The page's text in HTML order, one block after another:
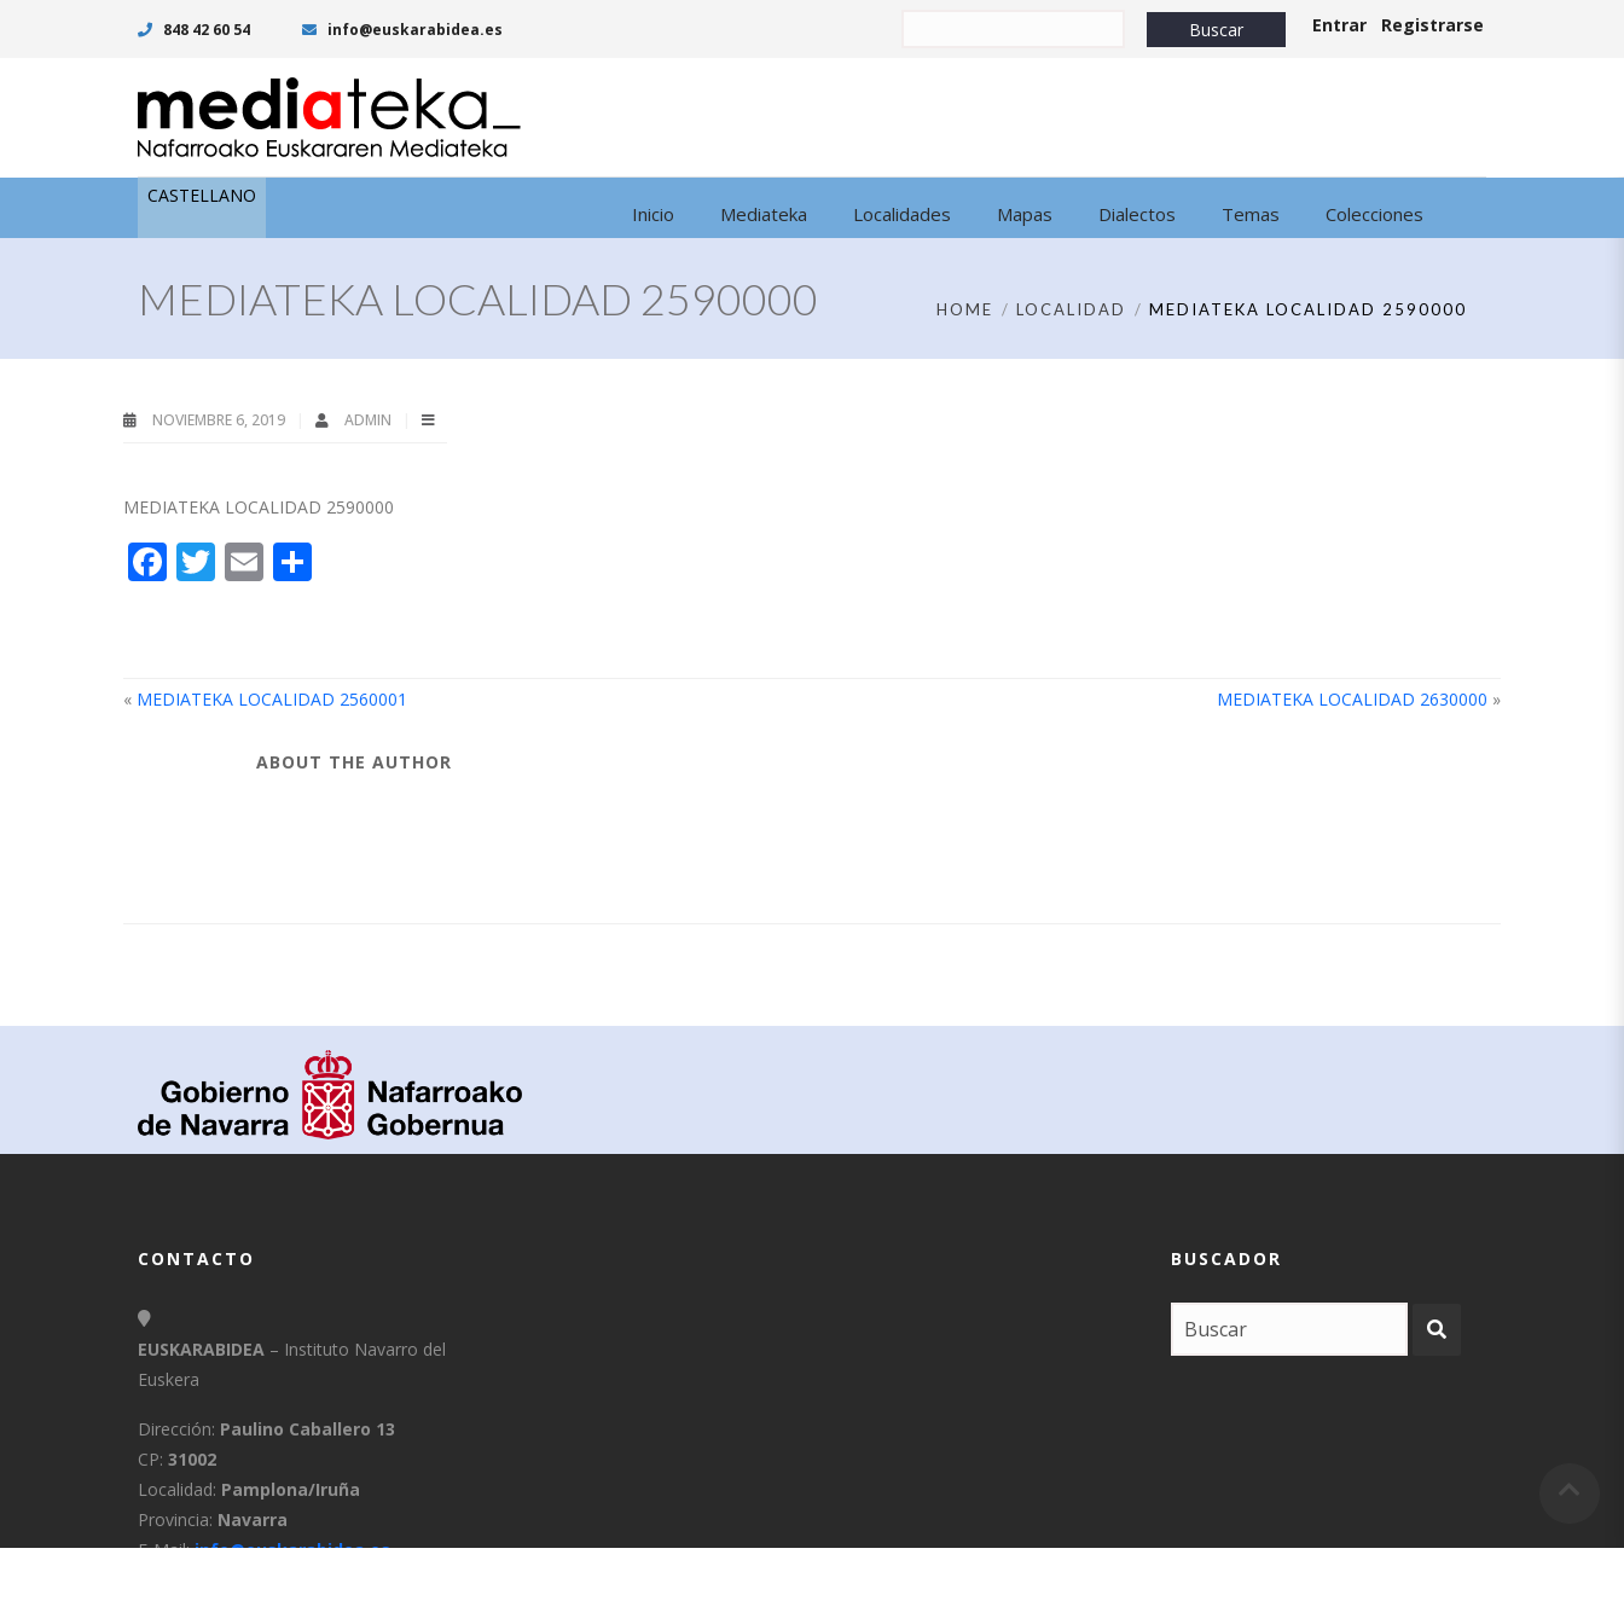
848 42 60 54 info@euskarabidea.es Entrar Registrarse
CASTELLANO
Inicio Mediateka Localidades Mapas Dialectos Temas Colecciones
MEDIATEKA LOCALIDAD 2590000 HOME LOCALIDAD MEDIATEKA LOCALIDAD 2590000
NOVIEMBRE 6, 2019 ADMIN
MEDIATEKA LOCALIDAD 2590000
Facebook
Twitter
Email
« MEDIATEKA LOCALIDAD 2560001 MEDIATEKA LOCALIDAD 2630000 »
ABOUT THE AUTHOR
CONTACTO
EUSKARABIDEA – Instituto Navarro del
Euskera
Dirección: Paulino Caballero 13
CP: 31002
Localidad: Pamplona/Iruña
Provincia: Navarra
E-Mail:info@euskarabidea.es
BUSCADOR